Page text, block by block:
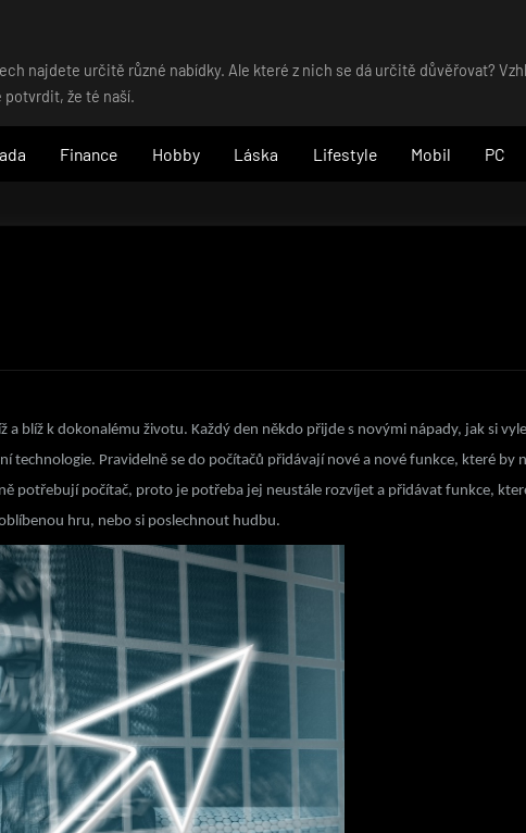
najdete určitě různé nabídky. Ale které z nich se dá určitě důvěřovat?
potvrdit, že té naší.
Finance Hobby Láska Lifestyle Mobil PC
a blíž k dokonalému životu. Každý den někdo přijde s novými nápady, jak si
technologie. Pravidelně se do počítačů přidávají nové a nové funkce, které
potřebují počítač, proto je potřeba jej neustále rozvíjet a přidávat funkce,
hru, nebo si poslechnout hudbu.